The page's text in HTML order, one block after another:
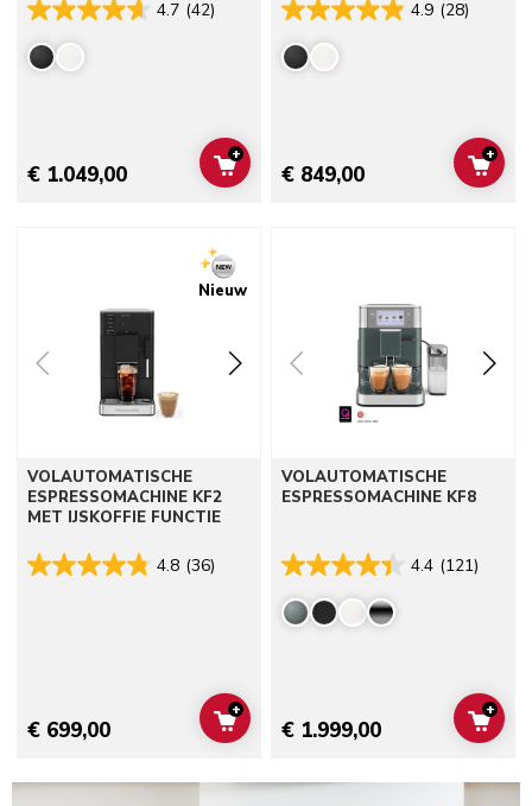
4.7 (42)
€ 1.049,00 ADD TO CART
+
4.9 (28)
€ 849,00 ADD
+
Nieuw
VOLAUTOMATISCHE
ESPRESSOMACHINE KF2
MET IJSKOFFIE FUNCTIE
4.8 (36)
€ 699,00 ADD TO CART
+
VOLAUTOMATISCHE
ESPRESSOMACHINE KF8
4.4 (121)
€ 1.999,00 ADD
+